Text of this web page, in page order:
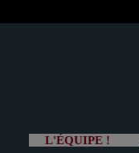
L'ÉQUIPE !